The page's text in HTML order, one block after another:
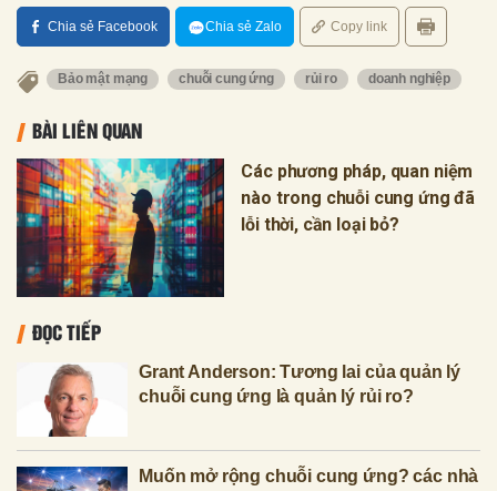
Chia sẻ Facebook Chia sẻ Zalo Copy link
Bảo mật mạng chuỗi cung ứng rủi ro doanh nghiệp
BÀI LIÊN QUAN
Các phương pháp, quan niệm
nào trong chuỗi cung ứng đã
lỗi thời, cần loại bỏ?
ĐỌC TIẾP
Grant Anderson: Tương lai của quản lý
chuỗi cung ứng là quản lý rủi ro?
Muốn mở rộng chuỗi cung ứng? các nhà